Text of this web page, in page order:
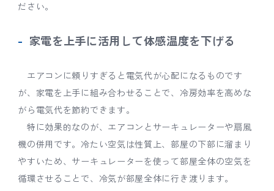
ださい。
家電を上手に活用して体感温度を下げる
エアコンに頼りすぎると電気代が心配になるものです
が、家電を上手に組み合わせることで、冷房効率を高めな
がら電気代を節約できます。
特に効果的なのが、エアコンとサーキュレーターや扇風
機の併用です。冷たい空気は性質上、部屋の下部に溜まり
やすいため、サーキュレーターを使って部屋全体の空気を
循環させることで、冷気が部屋全体に行き渡ります。